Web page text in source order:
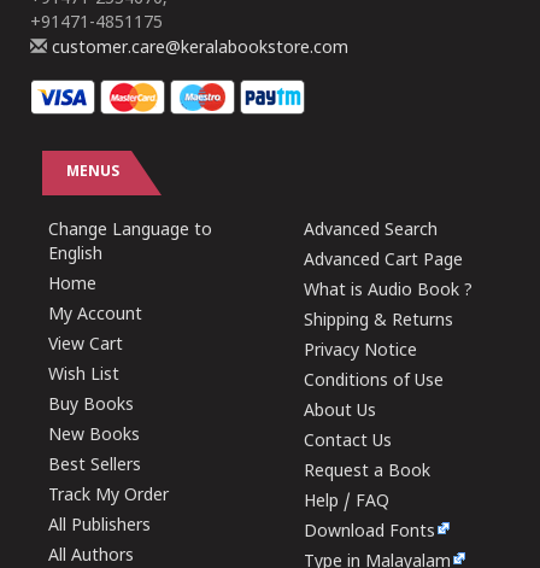
+91471-4851175
customer.care@keralabookstore.com
MENUS
Change Language to
English
Home
My Account
View Cart
Wish List
Buy Books
New Books
Best Sellers
Track My Order
All Publishers
All Authors
Advanced Search
Advanced Cart Page
What is Audio Book ?
Shipping & Returns
Privacy Notice
Conditions of Use
About Us
Contact Us
Request a Book
Help / FAQ
Download Fonts
Type in Malayalam